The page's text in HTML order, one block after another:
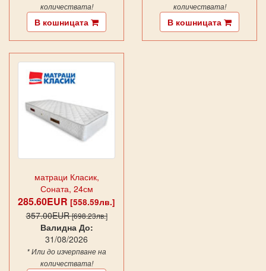
количествата!
В кошницата
количествата!
В кошницата
матраци Класик,
Соната, 24см
285.60EUR [558.59лв.]
357.00EUR[698.23лв.]
Валидна До:
31/08/2026
* Или до изчерпване на
количествата!